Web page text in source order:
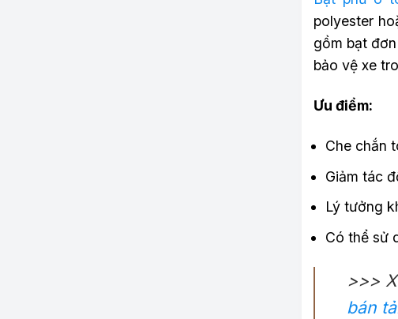
polyester
gồm bạt
bảo vệ xe
Ưu điểm:
Che chắn
Giảm tác
Lý tưởng
Có thể sử
>>>
bán